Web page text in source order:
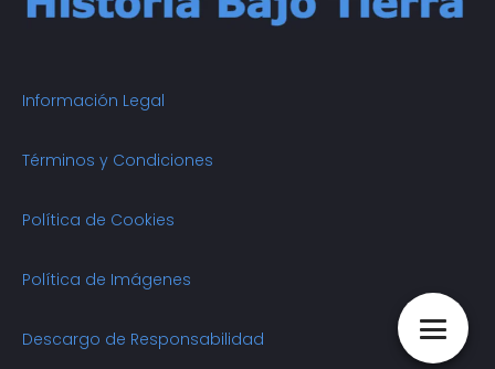
Información Legal
Términos y Condiciones
Política de Cookies
Política de Imágenes
Descargo de Responsabilidad